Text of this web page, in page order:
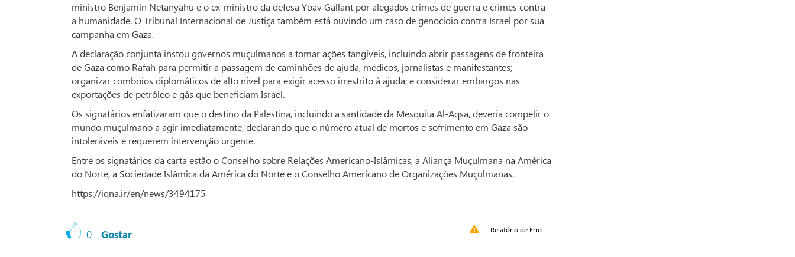
ministro Benjamin Netanyahu e o ex-ministro da defesa Yoav Gallant por alegados crimes de guerra e crimes contra
a humanidade. O Tribunal Internacional de Justiça também está ouvindo um caso de genocídio contra Israel por sua
campanha em Gaza.
A declaração conjunta instou governos muçulmanos a tomar ações tangíveis, incluindo abrir passagens de fronteira
de Gaza como Rafah para permitir a passagem de caminhões de ajuda, médicos, jornalistas e manifestantes;
organizar comboios diplomáticos de alto nível para exigir acesso irrestrito à ajuda; e considerar embargos nas
exportações de petróleo e gás que beneficiam Israel.
Os signatários enfatizaram que o destino da Palestina, incluindo a santidade da Mesquita Al-Aqsa, deveria compelir o
mundo muçulmano a agir imediatamente, declarando que o número atual de mortos e sofrimento em Gaza são
intoleráveis e requerem intervenção urgente.
Entre os signatários da carta estão o Conselho sobre Relações Americano-Islâmicas, a Aliança Muçulmana na América
do Norte, a Sociedade Islâmica da América do Norte e o Conselho Americano de Organizações Muçulmanas.
https://iqna.ir/en/news/3494175
0 Gostar Relatório de Erro